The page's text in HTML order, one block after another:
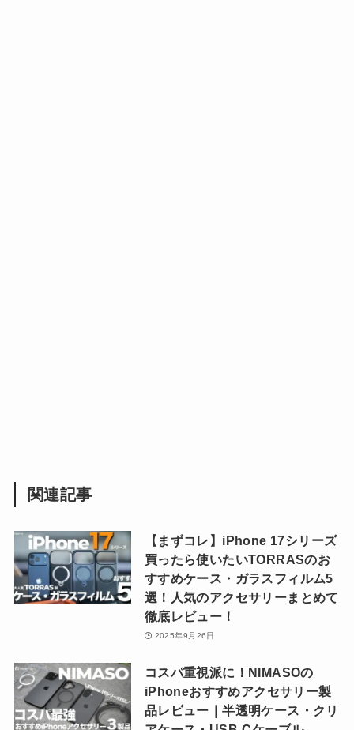
関連記事
【まずコレ】iPhone 17シリーズ
買ったら使いたいTORRASのお
すすめケース・ガラスフィルム5
選！人気のアクセサリーまとめて
徹底レビュー！
2025年9月26日
コスパ重視派に！NIMASOの
iPhoneおすすめアクセサリー製
品レビュー｜半透明ケース・クリ